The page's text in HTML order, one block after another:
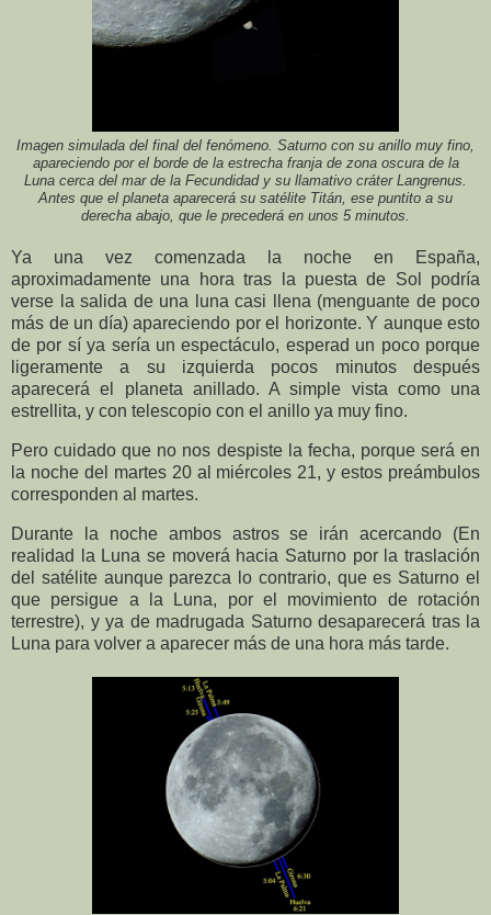
Imagen simulada del final del fenómeno. Saturno con su anillo muy fino,
apareciendo por el borde de la estrecha franja de zona oscura de la
Luna cerca del mar de la Fecundidad y su llamativo cráter Langrenus.
Antes que el planeta aparecerá su satélite Titán, ese puntito a su
derecha abajo, que le precederá en unos 5 minutos.
Ya una vez comenzada la noche en España,
aproximadamente una hora tras la puesta de Sol podría
verse la salida de una luna casi llena (menguante de poco
más de un día) apareciendo por el horizonte. Y aunque esto
de por sí ya sería un espectáculo, esperad un poco porque
ligeramente a su izquierda pocos minutos después
aparecerá el planeta anillado. A simple vista como una
estrellita, y con telescopio con el anillo ya muy fino.
Pero cuidado que no nos despiste la fecha, porque será en
la noche del martes 20 al miércoles 21, y estos preámbulos
corresponden al martes.
Durante la noche ambos astros se irán acercando (En
realidad la Luna se moverá hacia Saturno por la traslación
del satélite aunque parezca lo contrario, que es Saturno el
que persigue a la Luna, por el movimiento de rotación
terrestre), y ya de madrugada Saturno desaparecerá tras la
Luna para volver a aparecer más de una hora más tarde.